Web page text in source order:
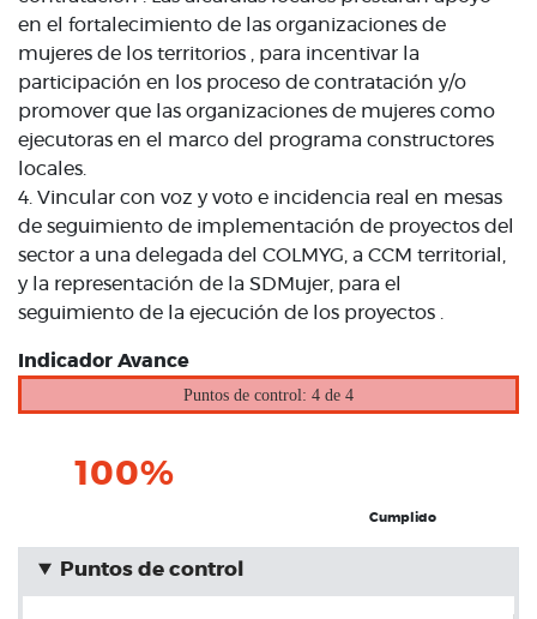
en el fortalecimiento de las organizaciones de
mujeres de los territorios , para incentivar la
participación en los proceso de contratación y/o
promover que las organizaciones de mujeres como
ejecutoras en el marco del programa constructores
locales.
4. Vincular con voz y voto e incidencia real en mesas
de seguimiento de implementación de proyectos del
sector a una delegada del COLMYG, a CCM territorial,
y la representación de la SDMujer, para el
seguimiento de la ejecución de los proyectos .
Indicador Avance
Puntos de control: 4 de 4
100%
Cumplido
Puntos de control